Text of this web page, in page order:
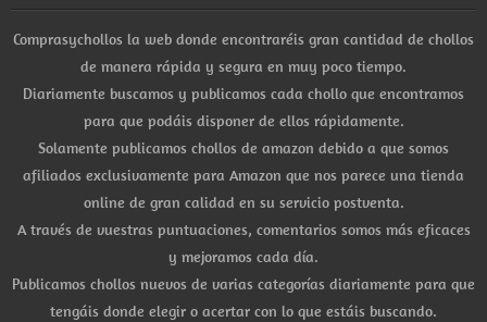
Comprasychollos la web donde encontraréis gran cantidad de chollos
de manera rápida y segura en muy poco tiempo.
Diariamente buscamos y publicamos cada chollo que encontramos
para que podáis disponer de ellos rápidamente.
Solamente publicamos chollos de amazon debido a que somos
afiliados exclusivamente para Amazon que nos parece una tienda
online de gran calidad en su servicio postventa.
A través de vuestras puntuaciones, comentarios somos más eficaces
y mejoramos cada día.
Publicamos chollos nuevos de varias categorías diariamente para que
tengáis donde elegir o acertar con lo que estáis buscando.